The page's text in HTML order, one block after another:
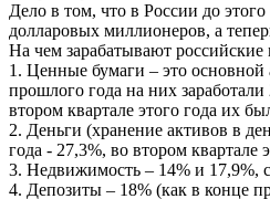
Дело в том, что в России до
долларовых миллионеров, а
На чем зарабатывают
1. Ценные бумаги – это основной
прошлого года на них
втором квартале этого года их
2. Деньги (хранение активов в
года - 27,3%, во втором квартале
3. Недвижимость – 14% и 17,9%,
4. Депозиты – 18% (как в конце